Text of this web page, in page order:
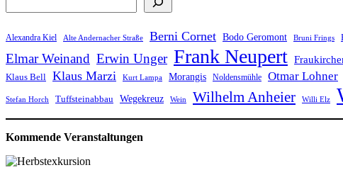
Alexandra Kiel Alte Andernacher Straße Berni Cornet Bodo Geromont Bruni Frings
Elmar Weinand Erwin Unger Frank Neupert
Klaus Bell
Klaus Marzi Kurt Lampa Morangis Noldensmühle Otmar Lohner
Stefan Horch Tuffsteinabbau Wegekreuz Wein Wilhelm Anheier Willi Elz
Kommende Veranstaltungen